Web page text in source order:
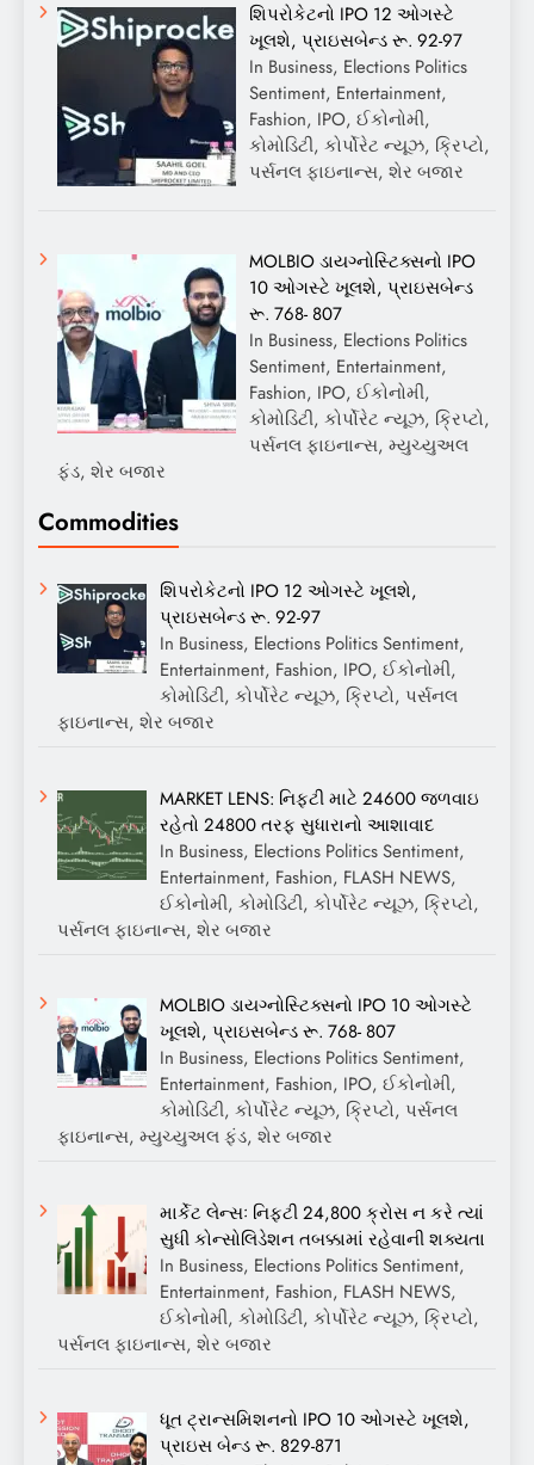
શિપરોકેટનો IPO 12 ઓગસ્ટે
ખૂલશે, પ્રાઇસબેન્ડ રૂ. 92-97
In Business, Elections Politics
Sentiment, Entertainment,
Fashion, IPO, ઈકોનોમી,
કોમોડિટી, કોર્પોરેટ ન્યૂઝ, ક્રિપ્ટો,
પર્સનલ ફાઇનાન્સ, શેર બજાર
MOLBIO ડાયગ્નોસ્ટિક્સનો IPO
10 ઓગસ્ટે ખૂલશે, પ્રાઇસબેન્ડ
રૂ. 768- 807
In Business, Elections Politics
Sentiment, Entertainment,
Fashion, IPO, ઈકોનોમી,
કોમોડિટી, કોર્પોરેટ ન્યૂઝ, ક્રિપ્ટો,
પર્સનલ ફાઇનાન્સ, મ્યુચ્યુઅલ
ફંડ, શેર બજાર
Commodities
શિપરોકેટનો IPO 12 ઓગસ્ટે ખૂલશે,
પ્રાઇસબેન્ડ રૂ. 92-97
In Business, Elections Politics Sentiment,
Entertainment, Fashion, IPO, ઈકોનોમી,
કોમોડિટી, કોર્પોરેટ ન્યૂઝ, ક્રિપ્ટો, પર્સનલ
ફાઇનાન્સ, શેર બજાર
MARKET LENS: નિફ્ટી માટે 24600 જળવાઇ
રહેતો 24800 તરફ સુધારાનો આશાવાદ
In Business, Elections Politics Sentiment,
Entertainment, Fashion, FLASH NEWS,
ઈકોનોમી, કોમોડિટી, કોર્પોરેટ ન્યૂઝ, ક્રિપ્ટો,
પર્સનલ ફાઇનાન્સ, શેર બજાર
MOLBIO ડાયગ્નોસ્ટિક્સનો IPO 10 ઓગસ્ટે
ખૂલશે, પ્રાઇસબેન્ડ રૂ. 768- 807
In Business, Elections Politics Sentiment,
Entertainment, Fashion, IPO, ઈકોનોમી,
કોમોડિટી, કોર્પોરેટ ન્યૂઝ, ક્રિપ્ટો, પર્સનલ
ફાઇનાન્સ, મ્યુચ્યુઅલ ફંડ, શેર બજાર
માર્કેટ લેન્સઃ નિફ્ટી 24,800 ક્રોસ ન કરે ત્યાં
સુધી કોન્સોલિડેશન તબક્કામાં રહેવાની શક્યતા
In Business, Elections Politics Sentiment,
Entertainment, Fashion, FLASH NEWS,
ઈકોનોમી, કોમોડિટી, કોર્પોરેટ ન્યૂઝ, ક્રિપ્ટો,
પર્સનલ ફાઇનાન્સ, શેર બજાર
ધૂત ટ્રાન્સમિશનનો IPO 10 ઓગસ્ટે ખૂલશે,
પ્રાઇસ બેન્ડ રૂ. 829-871